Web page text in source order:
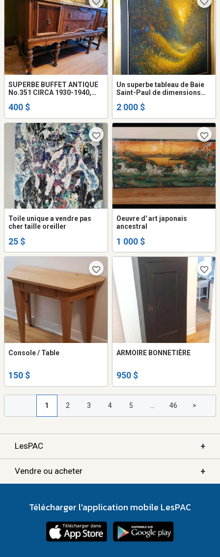
SUPERBE BUFFET ANTIQUE
No.351 CIRCA 1930-1940,
BROS. CO. LTD.
400 $
Un superbe tableau de Baie
Saint-Paul de dimensions
2 000 $
Toile unique a vendre pas
cher taille oreiller
25 $
Oeuvre d' art japonais
ancestral
1 000 $
Console / Table
150 $
ARMOIRE BONNETIÈRE
950 $
1 2 3 4 5 ... 46 >
LesPAC +
Vendre ou acheter +
Télécharger l'application mobile LesPAC